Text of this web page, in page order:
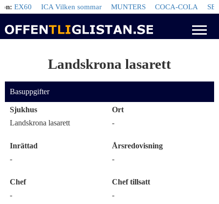
EX60 ICA Vilken sommar MUNTERS COCA-COLA SEB
Landskrona lasarett
Basuppgifter
Sjukhus
Landskrona lasarett
Ort
-
Inrättad
-
Årsredovisning
-
Chef
-
Chef tillsatt
-